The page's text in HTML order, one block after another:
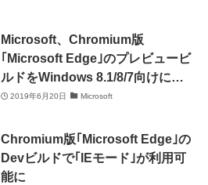
Microsoft、Chromium版
｢Microsoft Edge｣のプレビュービ
ルドをWindows 8.1/8/7向けにも
提供開始
2019年6月20日 Microsoft
Chromium版｢Microsoft Edge｣の
Devビルドで｢IEモード｣が利用可
能に